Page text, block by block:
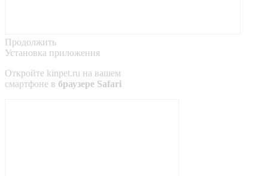
Продолжить
Установка приложения
Откройте kinpet.ru на вашем
смартфоне в браузере Safari